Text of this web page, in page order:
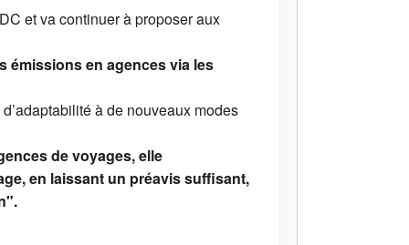
et va continuer à proposer aux
émissions en agences via les
à de nouveaux modes
de voyages, elle
en laissant un préavis suffisant,